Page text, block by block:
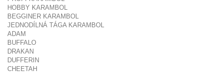
HOBBY KARAMBOL
BEGGINER KARAMBOL
JEDNODÍLNÁ TÁGA KARAMBOL
ADAM
BUFFALO
DRAKAN
DUFFERIN
CHEETAH